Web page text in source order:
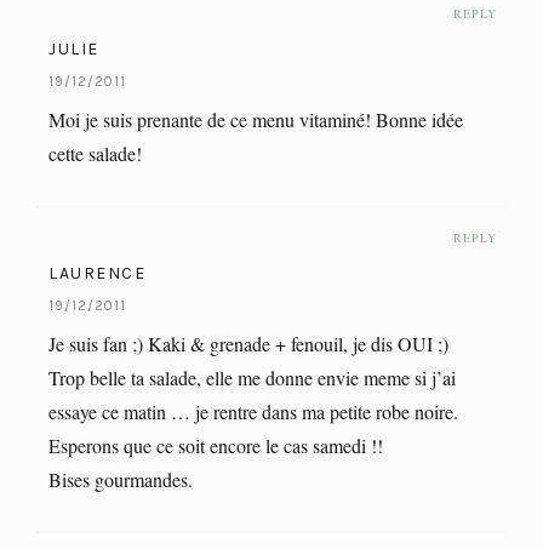
REPLY
JULIE
19/12/2011
Moi je suis prenante de ce menu vitaminé! Bonne idée
cette salade!
REPLY
LAURENCE
19/12/2011
Je suis fan ;) Kaki & grenade + fenouil, je dis OUI ;)
Trop belle ta salade, elle me donne envie meme si j’ai
essaye ce matin … je rentre dans ma petite robe noire.
Esperons que ce soit encore le cas samedi !!
Bises gourmandes.